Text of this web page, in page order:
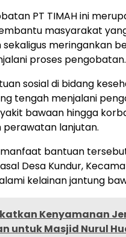
PT TIMAH ini
masyarakat
meringankan
proses pengobatan.
sosial di bidang
tengah menjalani
bawaan hingga
lanjutan.
bantuan
Desa Kundur,
kelainan jantung
Kenyamanan
untuk Masjid Nurul